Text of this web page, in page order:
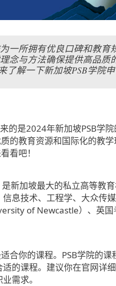
一所拥有优良口碑和教育
念与方法确保提供高品质
解一下新加坡PSB学院申
的是2024年新加坡PSB学
的教育资源和国际化的教
看吧！
新加坡最大的私立高等教
息技术、工程学、大众传媒
of Newcastle）、英
合你的课程。PSB学院的
的课程。建议你在官网详细
需求。